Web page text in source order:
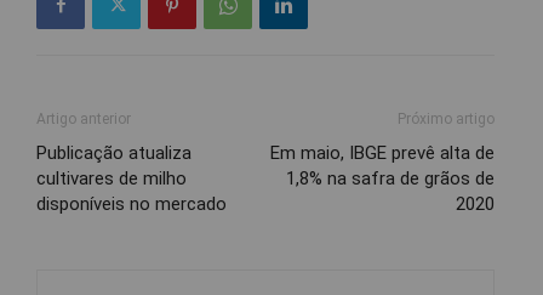
Artigo anterior
Publicação atualiza
cultivares de milho
disponíveis no mercado
Próximo artigo
Em maio, IBGE prevê alta de
1,8% na safra de grãos de
2020